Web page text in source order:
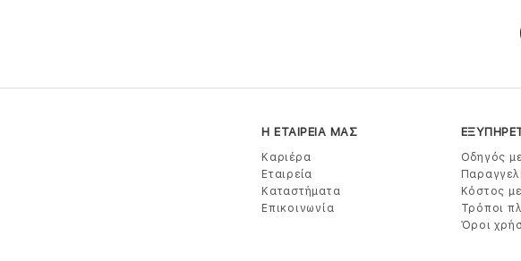
Η ΕΤΑΙΡΕΙΑ ΜΑΣ
Καριέρα
Εταιρεία
Καταστήματα
Επικοινωνία
Οδηγός
Κόστος
Τρόποι
Όροι